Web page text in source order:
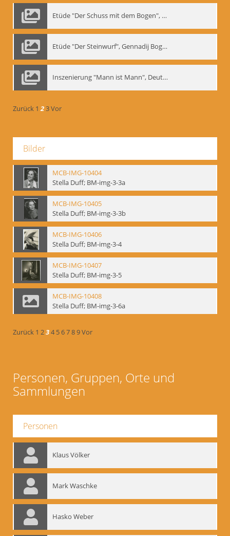
Etüde "Der Schuss mit dem Bogen", Gennadij Bogdanow
Etüde "Der Steinwurf", Gennadij Bogdanow
Inszenierung "Mann ist Mann", Deutsches Theater Berlin, 1997
Zurück 1 23Vor
Bilder
MCB-IMG-10404
Stella Duff; BM-img-3-3a
MCB-IMG-10405
Stella Duff; BM-img-3-3b
MCB-IMG-10406
Stella Duff; BM-img-3-4
MCB-IMG-10407
Stella Duff; BM-img-3-5
MCB-IMG-10408
Stella Duff; BM-img-3-6a
Zurück 1 234 56789Vor
Personen, Gruppen, Orte und
Sammlungen
Personen
Klaus Völker
Mark Waschke
Hasko Weber